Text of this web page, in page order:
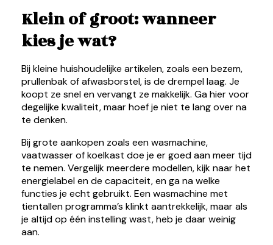
Klein of groot: wanneer
kies je wat?
Bij kleine huishoudelijke artikelen, zoals een bezem,
prullenbak of afwasborstel, is de drempel laag. Je
koopt ze snel en vervangt ze makkelijk. Ga hier voor
degelijke kwaliteit, maar hoef je niet te lang over na
te denken.
Bij grote aankopen zoals een wasmachine,
vaatwasser of koelkast doe je er goed aan meer tijd
te nemen. Vergelijk meerdere modellen, kijk naar het
energielabel en de capaciteit, en ga na welke
functies je echt gebruikt. Een wasmachine met
tientallen programma’s klinkt aantrekkelijk, maar als
je altijd op één instelling wast, heb je daar weinig
aan.